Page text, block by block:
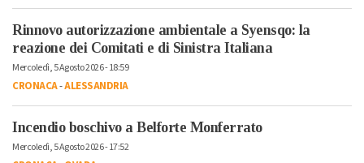
Rinnovo autorizzazione ambientale a Syensqo: la
reazione dei Comitati e di Sinistra Italiana
Mercoledì, 5 Agosto 2026 - 18:59
CRONACA-ALESSANDRIA
Incendio boschivo a Belforte Monferrato
Mercoledì, 5 Agosto 2026 - 17:52